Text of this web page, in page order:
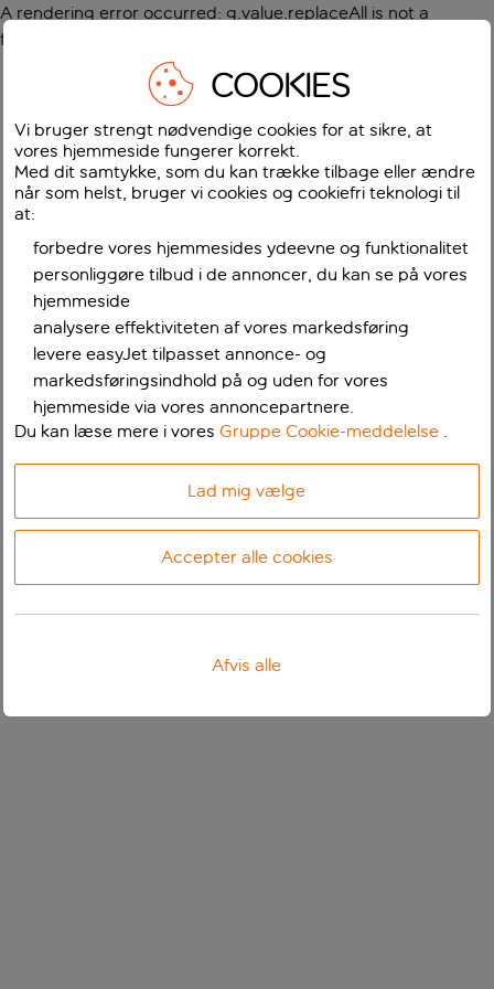
A rendering error occurred: g.value.replaceAll is not a
function
COOKIES
Vi bruger strengt nødvendige cookies for at sikre, at
vores hjemmeside fungerer korrekt.
Med dit samtykke, som du kan trække tilbage eller ændre
når som helst, bruger vi cookies og cookiefri teknologi til
at:
forbedre vores hjemmesides ydeevne og funktionalitet
personliggøre tilbud i de annoncer, du kan se på vores
hjemmeside
analysere effektiviteten af vores markedsføring
levere easyJet tilpasset annonce- og
markedsføringsindhold på og uden for vores
hjemmeside via vores annoncepartnere.
Du kan læse mere i voresGruppe Cookie-meddelelse .
Lad mig vælge
Accepter alle cookies
Afvis alle